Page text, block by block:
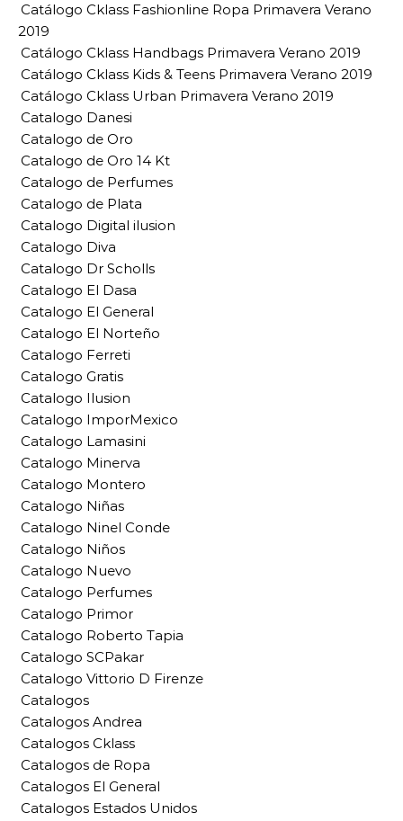
Catálogo Cklass Fashionline Ropa Primavera Verano
2019
Catálogo Cklass Handbags Primavera Verano 2019
Catálogo Cklass Kids & Teens Primavera Verano 2019
Catálogo Cklass Urban Primavera Verano 2019
Catalogo Danesi
Catalogo de Oro
Catalogo de Oro 14 Kt
Catalogo de Perfumes
Catalogo de Plata
Catalogo Digital ilusion
Catalogo Diva
Catalogo Dr Scholls
Catalogo El Dasa
Catalogo El General
Catalogo El Norteño
Catalogo Ferreti
Catalogo Gratis
Catalogo Ilusion
Catalogo ImporMexico
Catalogo Lamasini
Catalogo Minerva
Catalogo Montero
Catalogo Niñas
Catalogo Ninel Conde
Catalogo Niños
Catalogo Nuevo
Catalogo Perfumes
Catalogo Primor
Catalogo Roberto Tapia
Catalogo SCPakar
Catalogo Vittorio D Firenze
Catalogos
Catalogos Andrea
Catalogos Cklass
Catalogos de Ropa
Catalogos El General
Catalogos Estados Unidos